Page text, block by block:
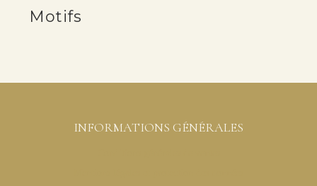
Motifs
INFORMATIONS GÉNÉRALES